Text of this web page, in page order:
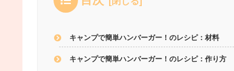
キャンプで簡単ハンバーガー！のレシピ：材料
キャンプで簡単ハンバーガー！のレシピ：作り方